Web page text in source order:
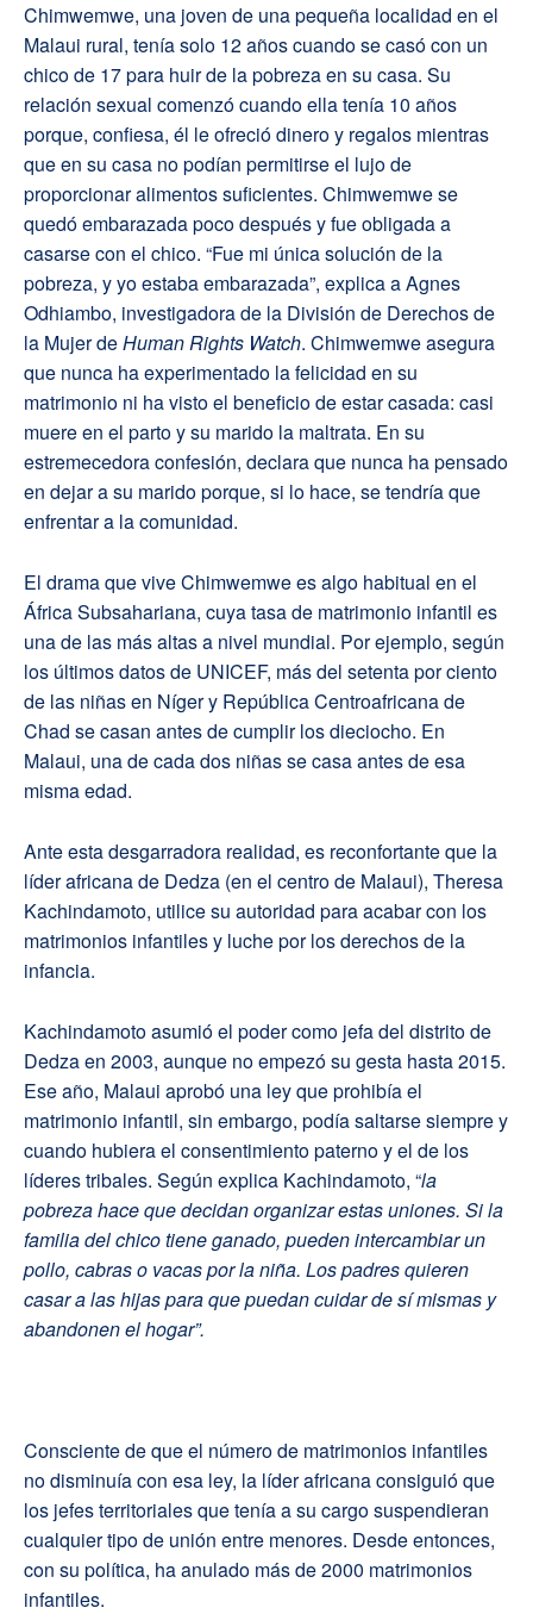
Chimwemwe, una joven de una pequeña localidad en el
Malaui rural, tenía solo 12 años cuando se casó con un
chico de 17 para huir de la pobreza en su casa. Su
relación sexual comenzó cuando ella tenía 10 años
porque, confiesa, él le ofreció dinero y regalos mientras
que en su casa no podían permitirse el lujo de
proporcionar alimentos suficientes. Chimwemwe se
quedó embarazada poco después y fue obligada a
casarse con el chico. “Fue mi única solución de la
pobreza, y yo estaba embarazada”, explica a Agnes
Odhiambo, investigadora de la División de Derechos de
la Mujer deHuman Rights Watch. Chimwemwe asegura
que nunca ha experimentado la felicidad en su
matrimonio ni ha visto el beneficio de estar casada: casi
muere en el parto y su marido la maltrata. En su
estremecedora confesión, declara que nunca ha pensado
en dejar a su marido porque, si lo hace, se tendría que
enfrentar a la comunidad.
El drama que vive Chimwemwe es algo habitual en el
África Subsahariana, cuya tasa de matrimonio infantil es
una de las más altas a nivel mundial. Por ejemplo, según
los últimos datos de UNICEF, más del setenta por ciento
de las niñas en Níger y República Centroafricana de
Chad se casan antes de cumplir los dieciocho. En
Malaui, una de cada dos niñas se casa antes de esa
misma edad.
Ante esta desgarradora realidad, es reconfortante que la
líder africana de Dedza (en el centro de Malaui), Theresa
Kachindamoto, utilice su autoridad para acabar con los
matrimonios infantiles y luche por los derechos de la
infancia.
Kachindamoto asumió el poder como jefa del distrito de
Dedza en 2003, aunque no empezó su gesta hasta 2015.
Ese año, Malaui aprobó una ley que prohibía el
matrimonio infantil, sin embargo, podía saltarse siempre y
cuando hubiera el consentimiento paterno y el de los
líderes tribales. Según explica Kachindamoto, “la
pobreza hace que decidan organizar estas uniones. Si la
familia del chico tiene ganado, pueden intercambiar un
pollo, cabras o vacas por la niña. Los padres quieren
casar a las hijas para que puedan cuidar de sí mismas y
abandonen el hogar”.
Consciente de que el número de matrimonios infantiles
no disminuía con esa ley, la líder africana consiguió que
los jefes territoriales que tenía a su cargo suspendieran
cualquier tipo de unión entre menores. Desde entonces,
con su política, ha anulado más de 2000 matrimonios
infantiles.